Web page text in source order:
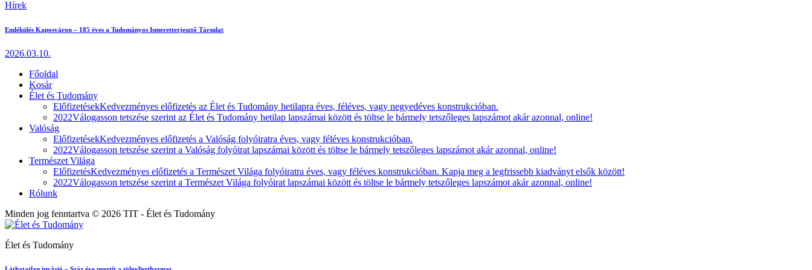
Hírek
Emlékülés Kaposváron – 185 éves a Tudományos Ismeretterjesztő Társulat
2026.03.10.
Főoldal
Kosár
Élet és Tudomány
ElőfizetésekKedvezményes előfizetés az Élet és Tudomány hetilapra éves, féléves, vagy negyedéves konstrukcióban.
2022Válogasson tetszése szerint az Élet és Tudomány hetilap lapszámai között és töltse le bármely tetszőleges lapszámot akár azonnal, online!
Valóság
ElőfizetésekKedvezményes előfizetés a Valóság folyóiratra éves, vagy féléves konstrukcióban.
2022Válogasson tetszése szerint a Valóság folyóirat lapszámai között és töltse le bármely tetszőleges lapszámot akár azonnal, online!
Természet Világa
ElőfizetésKedvezményes előfizetés a Természet Világa folyóiratra éves, vagy féléves konstrukcióban. Kapja meg a legfrissebb kiadványt elsők között!
2022Válogasson tetszése szerint a Természet Világa folyóirat lapszámai között és töltse le bármely tetszőleges lapszámot akár azonnal, online!
Rólunk
Minden jog fenntartva © 2026 TIT - Élet és Tudomány
Élet és Tudomány